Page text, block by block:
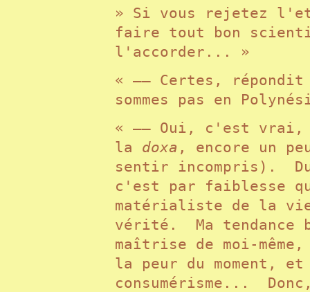
» Si vous rejetez
faire tout bon
l'accorder... »
« —— Certes, répondit
sommes pas en
« —— Oui, c'est vrai,
la doxa , encore un
sentir incompris).
c'est par faiblesse
matérialiste de la
vérité. Ma tendance
maîtrise de moi-
la peur du moment,
consumérisme...